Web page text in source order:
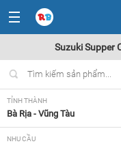
Suzuki Supper
TỈNH THÀNH
Bà Rịa - Vũng Tàu
NHU CẦU